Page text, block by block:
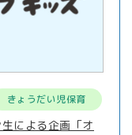
きょうだい児保育
による企画「オ